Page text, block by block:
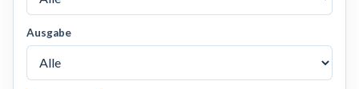
Ausgabe